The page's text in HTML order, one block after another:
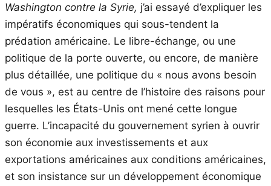
Washington contre la Syrie, j’ai essayé d’expliquer les
impératifs économiques qui sous-tendent la
prédation américaine. Le libre-échange, ou une
politique de la porte ouverte, ou encore, de manière
plus détaillée, une politique du « nous avons besoin
de vous », est au centre de l’histoire des raisons pour
lesquelles les États-Unis ont mené cette longue
guerre. L’incapacité du gouvernement syrien à ouvrir
son économie aux investissements et aux
exportations américaines aux conditions américaines,
et son insistance sur un développement économique